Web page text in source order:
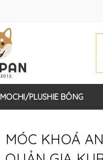
MOCHI/PLUSHIE BÔNG
MÓC KHOÁ